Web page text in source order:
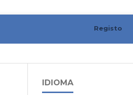
Registo
IDIOMA